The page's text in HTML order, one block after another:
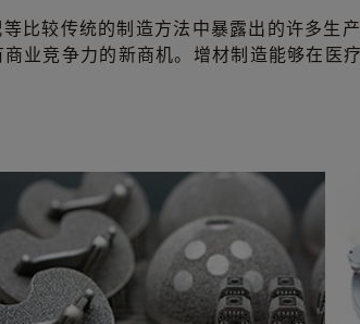
比较传统的制造方法中暴露出的许多生
业竞争力的新商机。增材制造能够在医